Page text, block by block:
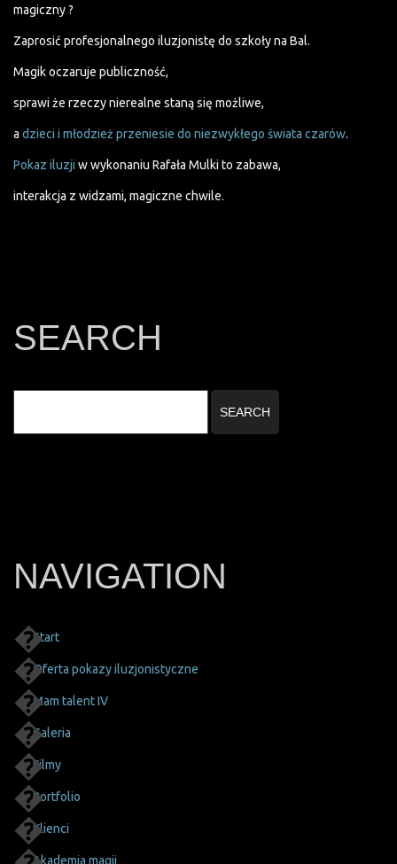
magiczny ?
Zaprosić profesjonalnego iluzjonistę do szkoły na Bal.
Magik oczaruje publiczność,
sprawi że rzeczy nierealne staną się możliwe,
a dzieci i młodzież przeniesie do niezwykłego świata czarów.
Pokaz iluzji w wykonaniu Rafała Mulki to zabawa,
interakcja z widzami, magiczne chwile.
SEARCH
NAVIGATION
Start
Oferta pokazy iluzjonistyczne
Mam talent IV
Galeria
Filmy
Portfolio
Klienci
Akademia magii